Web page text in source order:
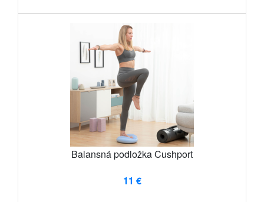
Balansná podložka Cushport
11 €